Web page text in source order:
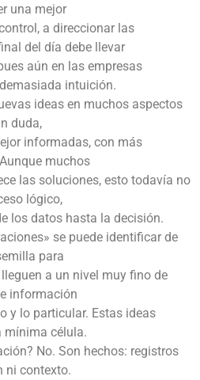
una mejor
a direccionar las
del día debe llevar
aún en las empresas
intuición.
ideas en muchos aspectos
duda,
informadas, con más
muchos
las soluciones, esto todavía no
lógico,
los datos hasta la decisión.
se puede identificar de
para
a un nivel muy fino de
información
y lo particular. Estas ideas
mínima célula.
No. Son hechos: registros
ni contexto.